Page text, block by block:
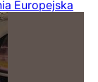
Europejska